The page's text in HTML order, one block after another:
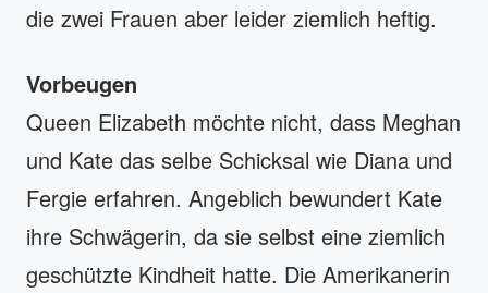
die zwei Frauen aber leider ziemlich heftig.
Vorbeugen
Queen Elizabeth möchte nicht, dass Meghan
und Kate das selbe Schicksal wie Diana und
Fergie erfahren. Angeblich bewundert Kate
ihre Schwägerin, da sie selbst eine ziemlich
geschützte Kindheit hatte. Die Amerikanerin